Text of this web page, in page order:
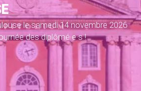
le samedi 14 novembre 2026
des diplômé·e·s !